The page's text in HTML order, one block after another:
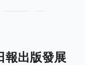
報出版發展